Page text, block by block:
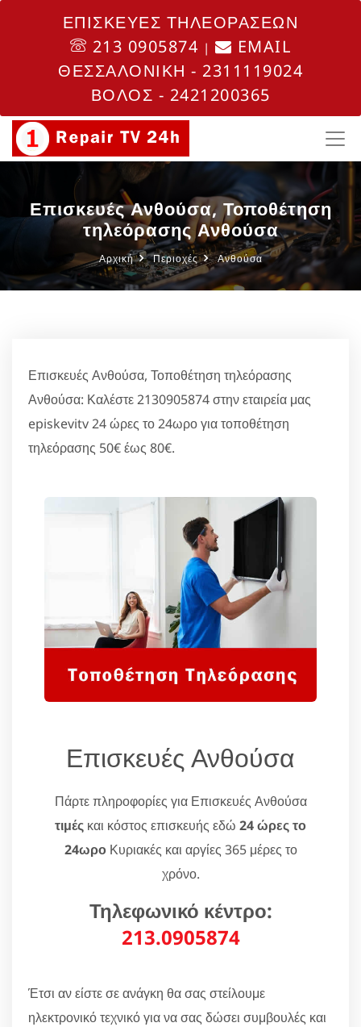
ΕΠΙΣΚΕΥΕΣ ΤΗΛΕΟΡΑΣΕΩΝ
213 0905874 |
EMAIL
ΘΕΣΣΑΛΟΝΙΚΗ - 2311119024
ΒΟΛΟΣ - 2421200365
Επισκευές Ανθούσα, Τοποθέτηση
τηλεόρασης Ανθούσα
Αρχική Περιοχές Ανθούσα
Επισκευές Ανθούσα, Τοποθέτηση τηλεόρασης
Ανθούσα: Καλέστε 2130905874 στην εταιρεία μας
episkevitv 24 ώρες το 24ωρο για τοποθέτηση
τηλεόρασης 50€ έως 80€.
Επισκευές Ανθούσα
Πάρτε πληροφορίες για Επισκευές Ανθούσα
τιμές και κόστος επισκευής εδώ 24 ώρες το
24ωροΚυριακές και αργίες 365 μέρες το
χρόνο.
Τηλεφωνικό κέντρο:
213.0905874
Έτσι αν είστε σε ανάγκη θα σας στείλουμε
ηλεκτρονικό τεχνικό για να σας δώσει συμβουλές και